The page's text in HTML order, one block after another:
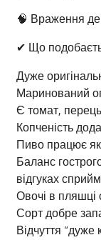
🧠 Враження
✔ Що
Дуже
Маринований
Є томат,
Копченість
Пиво працює як
Баланс
відгуках
Овочі в
Сорт добре
Відчуття